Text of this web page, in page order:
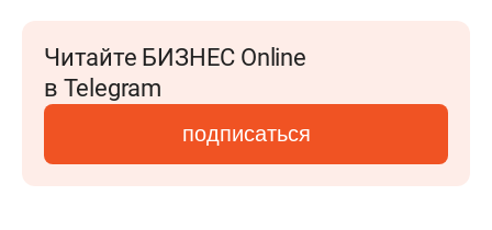
Читайте БИЗНЕС Online
в Telegram
подписаться